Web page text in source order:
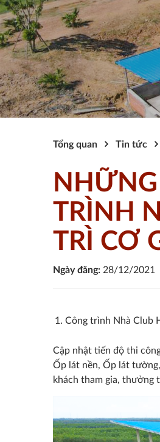
Tổng quan Tin tức
TRÌNH
TRÌ CƠ
Ngày đăng: 28/12/2021
Công trình Nhà Club
Cập nhật tiến độ thi
Ốp lát nền, Ốp lát
khách tham gia, thưởng